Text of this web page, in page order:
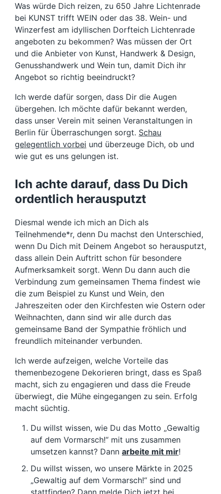
Was würde Dich reizen, zu 650 Jahre Lichtenrade
bei KUNST trifft WEIN oder das 38. Wein- und
Winzerfest am idyllischen Dorfteich Lichtenrade
angeboten zu bekommen? Was müssen der Ort
und die Anbieter von Kunst, Handwerk & Design,
Genusshandwerk und Wein tun, damit Dich ihr
Angebot so richtig beeindruckt?
Ich werde dafür sorgen, dass Dir die Augen
übergehen. Ich möchte dafür bekannt werden,
dass unser Verein mit seinen Veranstaltungen in
Berlin für Überraschungen sorgt. Schau
gelegentlich vorbei und überzeuge Dich, ob und
wie gut es uns gelungen ist.
Ich achte darauf, dass Du Dich
ordentlich herausputzt
Diesmal wende ich mich an Dich als
Teilnehmende*r, denn Du machst den Unterschied,
wenn Du Dich mit Deinem Angebot so herausputzt,
dass allein Dein Auftritt schon für besondere
Aufmerksamkeit sorgt. Wenn Du dann auch die
Verbindung zum gemeinsamen Thema findest wie
die zum Beispiel zu Kunst und Wein, den
Jahreszeiten oder den Kirchfesten wie Ostern oder
Weihnachten, dann sind wir alle durch das
gemeinsame Band der Sympathie fröhlich und
freundlich miteinander verbunden.
Ich werde aufzeigen, welche Vorteile das
themenbezogene Dekorieren bringt, dass es Spaß
macht, sich zu engagieren und dass die Freude
überwiegt, die Mühe eingegangen zu sein. Erfolg
macht süchtig.
Du willst wissen, wie Du das Motto „Gewaltig
auf dem Vormarsch!“ mit uns zusammen
umsetzen kannst? Dann arbeite mit mir!
Du willst wissen, wo unsere Märkte in 2025
„Gewaltig auf dem Vormarsch!“ sind und
stattfinden? Dann melde Dich jetzt bei